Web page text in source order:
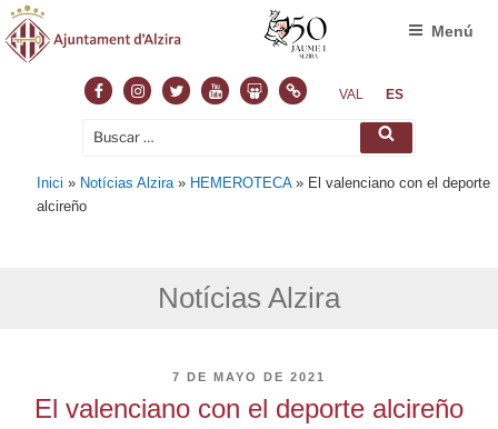
FacebookInstagram
TwitterYoutubeSlideshare
NormasVAL ES
Buscar
Buscar
Menú
Inici » Notícias Alzira » HEMEROTECA» El valenciano con el deporte
alcireño
Notícias Alzira
PUBLICADO
7 DE MAYO DE 2021
El valenciano con el deporte alcireño